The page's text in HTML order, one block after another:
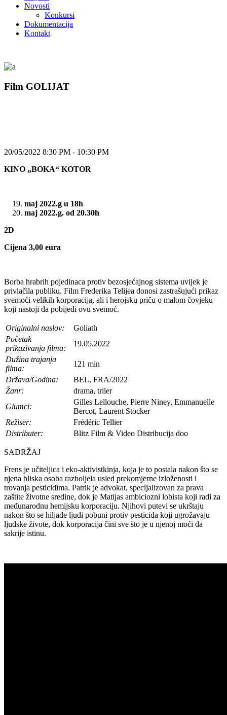
Novosti
Konkursi
Dokumentacija
Kontakt
Film GOLIJAT
20/05/2022 8:30 PM - 10:30 PM
KINO „BOKA“ KOTOR
maj 2022.g u 18h
maj 2022.g. od 20.30h
2D
Cijena 3,00 eura
Borba hrabrih pojedinaca protiv bezosjećajnog sistema uvijek je
privlačila publiku. Film Frederika Telijea donosi zastrašujući prikaz
svemoći velikih korporacija, ali i herojsku priču o malom čovjeku
koji nastoji da pobijedi ovu svemoć.
Originalni naslov:
Goliath
Početak
prikazivanja filma:
19.05.2022
Dužina trajanja
filma:
121 min
Država/Godina:
BEL, FRA/2022
Žanr:
drama, triler
Glumci:
Gilles Lellouche, Pierre Niney, Emmanuelle
Bercot, Laurent Stocker
Režiser:
Frédéric Tellier
Distributer:
Blitz Film & Video Distribucija doo
SADRŽAJ
Frens je učiteljica i eko-aktivistkinja, koja je to postala nakon što se
njena bliska osoba razboljela usled prekomjerne izloženosti i
trovanja pesticidima. Patrik je advokat, specijalizovan za prava
zaštite životne sredine, dok je Matijas ambiciozni lobista koji radi za
međunarodnu hemijsku korporaciju. Njihovi putevi se ukrštaju
nakon što se hiljade ljudi pobuni protiv pesticida koji ugrožavaju
ljudske živote, dok korporacija čini sve što je u njenoj moći da
sakrije istinu.